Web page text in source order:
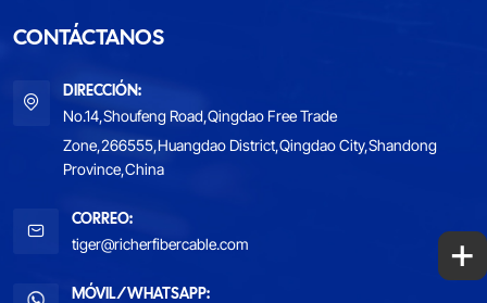
CONTÁCTANOS
DIRECCIÓN:
No.14,Shoufeng Road,Qingdao Free Trade
Zone,266555,Huangdao District,Qingdao City,Shandong
Province,China
CORREO:
tiger@richerfibercable.com
MÓVIL/WHATSAPP:
+